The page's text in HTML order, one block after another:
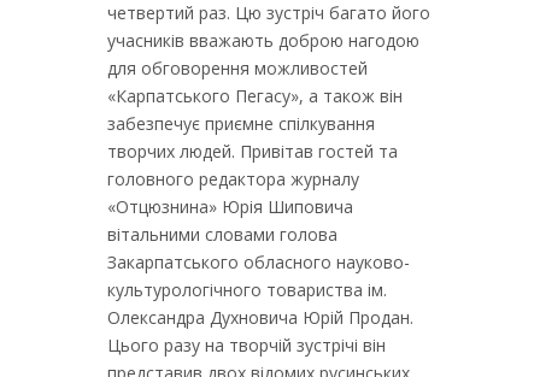
четвертий раз. Цю зустріч багато його
учасників вважають доброю нагодою
для обговорення можливостей
«Карпатського Пегасу», а також він
забезпечує приємне спілкування
творчих людей. Привітав гостей та
головного редактора журналу
«Отцюзнина» Юрія Шиповича
вітальними словами голова
Закарпатського обласного науково-
культурологічного товариства ім.
Олександра Духновича Юрій Продан.
Цього разу на творчій зустрічі він